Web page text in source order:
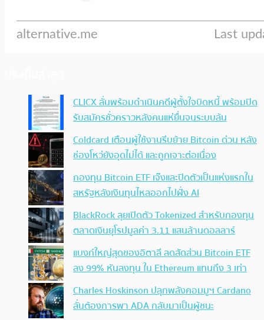
CLICX ลั่นพร้อมดำเนินคดีผู้ตั้งใจบิดหนี้ พร้อมปิด
รับสมัครชั่วคราวหลังคนแห่ยื่นจนระบบล้น
Coldcard เตือนผู้ใช้งานรีบย้าย Bitcoin ด่วน หลัง
ช่องโหว่ยังอุดไม่ได้ และถูกเจาะต่อเนื่อง
กองทุน Bitcoin ETF เจ๊งและปิดตัวเป็นแห่งแรกใน
สหรัฐหลังเงินทุนไหลออกไปฝั่ง AI
BlackRock ลุยเปิดตัว Tokenized สำหรับกองทุน
ตลาดเงินยุโรปมูลค่า 3.11 แสนล้านดอลลาร์
แบงก์ใหญ่สุดของอิตาลี ลดสัดส่วน Bitcoin ETF
ลง 99% หันลงทุน ใน Ethereum แทนถึง 3 เท่า
Charles Hoskinson ปลุกพลังคอมมูฯ Cardano
ลั่นต้องการพา ADA กลับมาเป็นผู้ชนะ